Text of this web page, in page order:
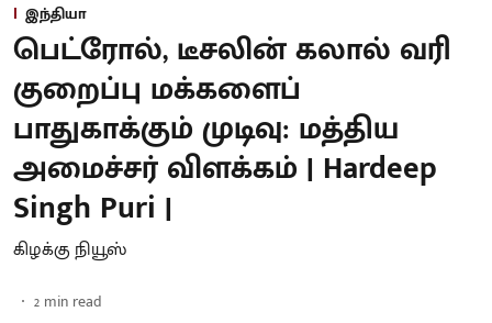
இந்தியா
பெட்ரோல், டீசலின் கலால் வரி
குறைப்பு மக்களைப்
பாதுகாக்கும் முடிவு: மத்திய
அமைச்சர் விளக்கம் | Hardeep
Singh Puri |
கிழக்கு நியூஸ்
2 min read